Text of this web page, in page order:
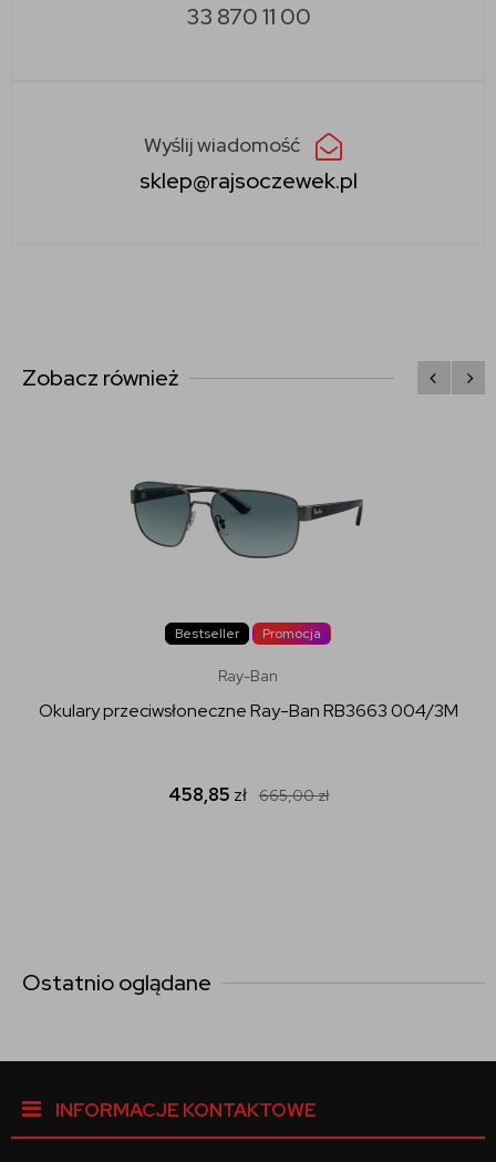
33 870 11 00
Wyślij wiadomość
sklep@rajsoczewek.pl
Zobacz również
Bestseller Promocja
Ray-Ban
Okulary przeciwsłoneczne Ray-Ban RB3663 004/3M
458,85 zł 665,00zł
Ostatnio oglądane
INFORMACJE KONTAKTOWE